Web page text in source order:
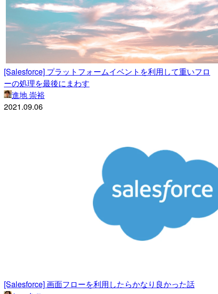
[Salesforce] プラットフォームイベントを利用して重いフロ
ーの処理を最後にまわす
進地 崇裕
2021.09.06
[Salesforce] 画面フローを利用したらかなり良かった話